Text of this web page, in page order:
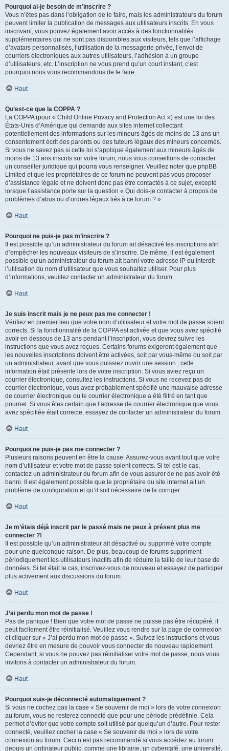
Pourquoi ai-je besoin de m’inscrire ?
Vous n’êtes pas dans l’obligation de le faire, mais les administrateurs du forum
peuvent limiter la publication de messages aux utilisateurs inscrits. En vous
inscrivant, vous pouvez également avoir accès à des fonctionnalités
supplémentaires qui ne sont pas disponibles aux visiteurs, tels que l’affichage
d’avatars personnalisés, l’utilisation de la messagerie privée, l’envoi de
courriers électroniques aux autres utilisateurs, l’adhésion à un groupe
d’utilisateurs, etc. L’inscription ne vous prend qu’un court instant, c’est
pourquoi nous vous recommandons de le faire.
Haut
Qu’est-ce que la COPPA ?
La COPPA (pour « Child Online Privacy and Protection Act ») est une loi des
États-Unis d’Amérique qui demande aux sites internet collectant
potentiellement des informations sur les mineurs âgés de moins de 13 ans un
consentement écrit des parents ou des tuteurs légaux des mineurs concernés.
Si vous ne savez pas si cette loi s’applique également aux mineurs âgés de
moins de 13 ans inscrits sur votre forum, nous vous conseillons de contacter
un conseiller juridique qui pourra vous renseigner. Veuillez noter que phpBB
Limited et que les propriétaires de ce forum ne peuvent pas vous proposer
d’assistance légale et ne doivent donc pas être contactés à ce sujet, excepté
lorsque l’assistance porte sur la question « Qui dois-je contacter à propos de
problèmes d’abus ou d’ordres légaux liés à ce forum ? ».
Haut
Pourquoi ne puis-je pas m’inscrire ?
Il est possible qu’un administrateur du forum ait désactivé les inscriptions afin
d’empêcher les nouveaux visiteurs de s’inscrire. De même, il est également
possible qu’un administrateur du forum ait banni votre adresse IP ou interdit
l’utilisation du nom d’utilisateur que vous souhaitez utiliser. Pour plus
d’informations, veuillez contacter un administrateur du forum.
Haut
Je suis inscrit mais je ne peux pas me connecter !
Vérifiez en premier lieu que votre nom d’utilisateur et votre mot de passe soient
corrects. Si la fonctionnalité de la COPPA est activée et que vous avez spécifié
avoir en dessous de 13 ans pendant l’inscription, vous devrez suivre les
instructions que vous avez reçues. Certains forums exigeront également que
les nouvelles inscriptions doivent être activées, soit par vous-même ou soit par
un administrateur, avant que vous puissiez ouvrir une session ; cette
information était présente lors de votre inscription. Si vous aviez reçu un
courrier électronique, consultez les instructions. Si vous ne recevez pas de
courrier électronique, vous avez probablement spécifié une mauvaise adresse
de courrier électronique ou le courrier électronique a été filtré en tant que
pourriel. Si vous êtes certain que l’adresse de courrier électronique que vous
avez spécifiée était correcte, essayez de contacter un administrateur du forum.
Haut
Pourquoi ne puis-je pas me connecter ?
Plusieurs raisons peuvent en être la cause. Assurez-vous avant tout que votre
nom d’utilisateur et votre mot de passe soient corrects. Si tel est le cas,
contactez un administrateur du forum afin de vous assurer de ne pas avoir été
banni. Il est également possible que le propriétaire du site internet ait un
problème de configuration et qu’il soit nécessaire de la corriger.
Haut
Je m’étais déjà inscrit par le passé mais ne peux à présent plus me
connecter ?!
Il est possible qu’un administrateur ait désactivé ou supprimé votre compte
pour une quelconque raison. De plus, beaucoup de forums suppriment
périodiquement les utilisateurs inactifs afin de réduire la taille de leur base de
données. Si tel était le cas, inscrivez-vous de nouveau et essayez de participer
plus activement aux discussions du forum.
Haut
J’ai perdu mon mot de passe !
Pas de panique ! Bien que votre mot de passe ne puisse pas être récupéré, il
peut facilement être réinitialisé. Veuillez vous rendre sur la page de connexion
et cliquer sur « J’ai perdu mon mot de passe ». Suivez les instructions et vous
devriez être en mesure de pouvoir vous connecter de nouveau rapidement.
Cependant, si vous ne pouvez pas réinitialiser votre mot de passe, nous vous
invitons à contacter un administrateur du forum.
Haut
Pourquoi suis-je déconnecté automatiquement ?
Si vous ne cochez pas la case « Se souvenir de moi » lors de votre connexion
au forum, vous ne resterez connecté que pour une période prédéfinie. Cela
permet d’éviter que votre compte soit utilisé par quelqu’un d’autre. Pour rester
connecté, veuillez cocher la case « Se souvenir de moi » lors de votre
connexion au forum. Ceci n’est pas recommandé si vous accédez au forum
depuis un ordinateur public, comme une librairie, un cybercafé, une université,